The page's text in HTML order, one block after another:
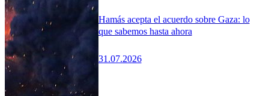
Hamás acepta el acuerdo sobre Gaza: lo
que sabemos hasta ahora
31.07.2026